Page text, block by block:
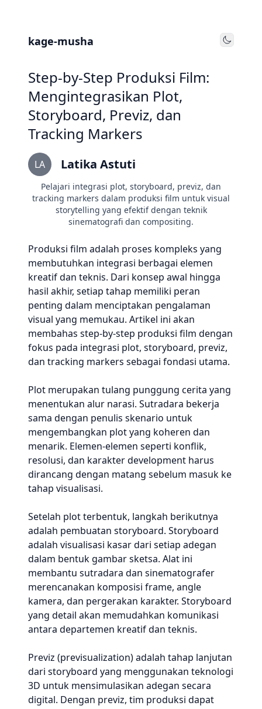
kage-musha Toggle
Step-by-Step Produksi Film:
Mengintegrasikan Plot,
Storyboard, Previz, dan
Tracking Markers
LA Latika Astuti
Pelajari integrasi plot, storyboard, previz, dan
tracking markers dalam produksi film untuk visual
storytelling yang efektif dengan teknik
sinematografi dan compositing.
Produksi film adalah proses kompleks yang
membutuhkan integrasi berbagai elemen
kreatif dan teknis. Dari konsep awal hingga
hasil akhir, setiap tahap memiliki peran
penting dalam menciptakan pengalaman
visual yang memukau. Artikel ini akan
membahas step-by-step produksi film dengan
fokus pada integrasi plot, storyboard, previz,
dan tracking markers sebagai fondasi utama.
Plot merupakan tulang punggung cerita yang
menentukan alur narasi. Sutradara bekerja
sama dengan penulis skenario untuk
mengembangkan plot yang koheren dan
menarik. Elemen-elemen seperti konflik,
resolusi, dan karakter development harus
dirancang dengan matang sebelum masuk ke
tahap visualisasi.
Setelah plot terbentuk, langkah berikutnya
adalah pembuatan storyboard. Storyboard
adalah visualisasi kasar dari setiap adegan
dalam bentuk gambar sketsa. Alat ini
membantu sutradara dan sinematografer
merencanakan komposisi frame, angle
kamera, dan pergerakan karakter. Storyboard
yang detail akan memudahkan komunikasi
antara departemen kreatif dan teknis.
Previz (previsualization) adalah tahap lanjutan
dari storyboard yang menggunakan teknologi
3D untuk mensimulasikan adegan secara
digital. Dengan previz, tim produksi dapat